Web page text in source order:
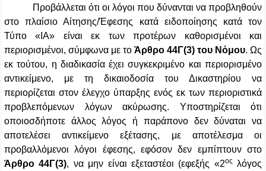
Προβάλλεται ότι οι λόγοι που δύνανται να προβληθούν
στο πλαίσιο Αίτησης/Έφεσης κατά ειδοποίησης κατά τον
Τύπο «ΙΑ» είναι εκ των προτέρων καθορισμένοι και
περιορισμένοι, σύμφωνα με το Άρθρο 44Γ(3) του Νόμου. Ως
εκ τούτου, η διαδικασία έχει συγκεκριμένο και περιορισμένο
αντικείμενο, με τη δικαιοδοσία του Δικαστηρίου να
περιορίζεται στον έλεγχο ύπαρξης ενός εκ των περιοριστικά
προβλεπόμενων λόγων ακύρωσης. Υποστηρίζεται ότι
οποιοσδήποτε άλλος λόγος ή παράπονο δεν δύναται να
αποτελέσει αντικείμενο εξέτασης, με αποτέλεσμα οι
προβαλλόμενοι λόγοι έφεσης, εφόσον δεν εμπίπτουν στο
Άρθρο 44Γ(3), να μην είναι εξεταστέοι (εφεξής «2οςλόγος